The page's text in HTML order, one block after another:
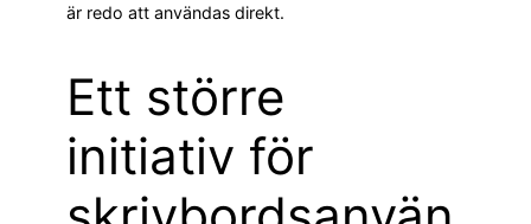
är redo att användas direkt.
Ett större
initiativ för